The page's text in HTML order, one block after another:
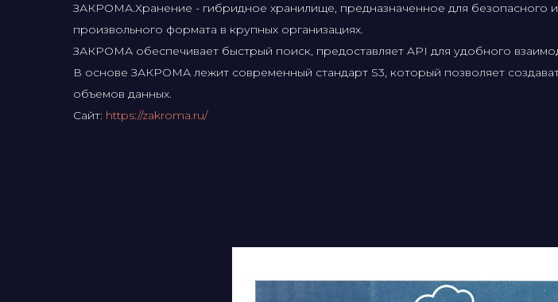
ЗАКРОМА.Хранение - гибридное хранилище, предназначенное для безопасного
произвольного формата в крупных организациях.
ЗАКРОМА обеспечивает быстрый поиск, предоставляет API для удобного
В основе ЗАКРОМА лежит современный стандарт S3, который позволяет
объемов данных.
Сайт: https://zakroma.ru/